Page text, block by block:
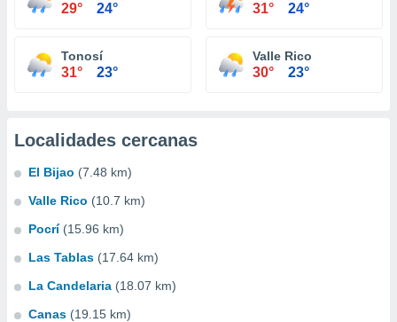
29° 24° 31° 24°
Tonosí
31° 23°
Valle Rico
30° 23°
Localidades cercanas
El Bijao (7.48 km)
Valle Rico (10.7 km)
Pocrí (15.96 km)
Las Tablas (17.64 km)
La Candelaria (18.07 km)
Canas (19.15 km)